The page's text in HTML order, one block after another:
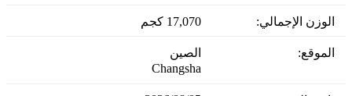
الوزن الإجمالي: 17,070 كجم
الموقع:
الصين
Changsha